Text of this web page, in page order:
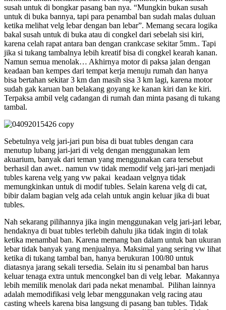
susah untuk di bongkar pasang ban nya. “Mungkin bukan susah
untuk di buka bannya, tapi para penambal ban sudah malas duluan
ketika melihat velg lebar dengan ban lebar”. Memang secara logika
bakal susah untuk di buka atau di congkel dari sebelah sisi kiri,
karena celah rapat antara ban dengan crankcase sekitar 5mm.. Tapi
jika si tukang tambalnya lebih kreatif bisa di congkel kearah kanan.
Namun semua menolak… Akhirnya motor di paksa jalan dengan
keadaan ban kempes dari tempat kerja menuju rumah dan hanya
bisa bertahan sekitar 3 km dan masih sisa 3 km lagi, karena motor
sudah gak karuan ban belakang goyang ke kanan kiri dan ke kiri.
Terpaksa ambil velg cadangan di rumah dan minta pasang di tukang
tambal.
Sebetulnya velg jari-jari pun bisa di buat tubles dengan cara
menutup lubang jari-jari di velg dengan menggunakan lem
akuarium, banyak dari teman yang menggunakan cara tersebut
berhasil dan awet.. namun vw tidak memodif velg jari-jari menjadi
tubles karena velg yang vw pakai keadaan velgnya tidak
memungkinkan untuk di modif tubles. Selain karena velg di cat,
bibir dalam bagian velg ada celah untuk angin keluar jika di buat
tubles.
Nah sekarang pilihannya jika ingin menggunakan velg jari-jari lebar,
hendaknya di buat tubles terlebih dahulu jika tidak ingin di tolak
ketika menambal ban. Karena memang ban dalam untuk ban ukuran
lebar tidak banyak yang menjualnya. Maksimal yang sering vw lihat
ketika di tukang tambal ban, hanya berukuran 100/80 untuk
diatasnya jarang sekali tersedia. Selain itu si penambal ban harus
keluar tenaga extra untuk mencongkel ban di velg lebar. Makannya
lebih memilik menolak dari pada nekat menambal. Pilihan lainnya
adalah memodifikasi velg lebar menggunakan velg racing atau
casting wheels karena bisa langsung di pasang ban tubles. Tidak